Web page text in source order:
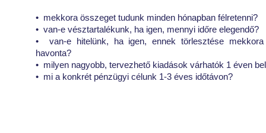
• mekkora összeget tudunk minden hónapban félretenni?
• van-e vésztartalékunk, ha igen, mennyi időre elegendő?
• van-e hitelünk, ha igen, ennek törlesztése mekkora
havonta?
• milyen nagyobb, tervezhető kiadások várhatók 1 éven
• mi a konkrét pénzügyi célunk 1-3 éves időtávon?